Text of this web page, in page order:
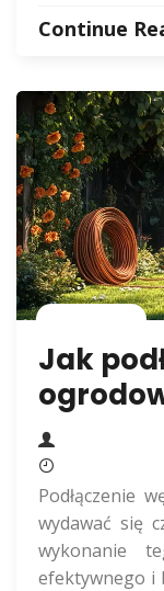
Continue
Jak
Podłączenie
wydawać się
wykonanie
efektywnego i